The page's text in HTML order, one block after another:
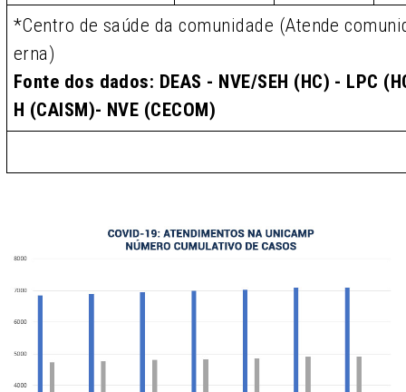
*Centro de saúde da comunidade (Atende
erna)
Fonte dos dados: DEAS - NVE/SEH (HC) - LPC
H (CAISM)- NVE (CECOM)